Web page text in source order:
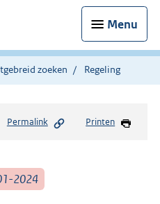
Menu
zoeken Regeling
Permalink Printen
2024